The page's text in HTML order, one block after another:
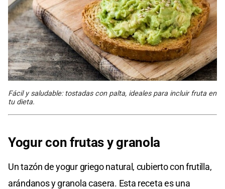
Fácil y saludable: tostadas con palta, ideales para incluir fruta en
tu dieta.
Yogur con frutas y granola
Un tazón de yogur griego natural, cubierto con frutilla,
arándanos y granola casera. Esta receta es una